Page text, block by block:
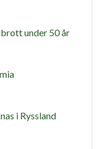
under 50 år
i Ryssland